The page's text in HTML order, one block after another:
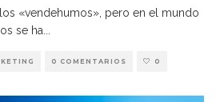
«vendehumos», pero en el mundo
se ha...
0 COMENTARIOS 0